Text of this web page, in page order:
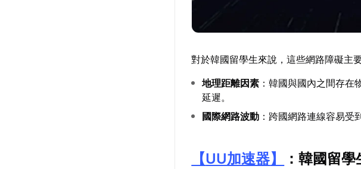
對於韓國留學生來說，這些網路障礙主
地理距離因素 ：韓國與國內之間存
延遲。
國際網路波動 ：跨國網路連線容易受
【UU加速器】 ：韓國留